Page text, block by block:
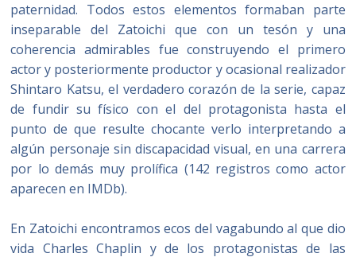
paternidad. Todos estos elementos formaban parte
inseparable del Zatoichi que con un tesón y una
coherencia admirables fue construyendo el primero
actor y posteriormente productor y ocasional realizador
Shintaro Katsu, el verdadero corazón de la serie, capaz
de fundir su físico con el del protagonista hasta el
punto de que resulte chocante verlo interpretando a
algún personaje sin discapacidad visual, en una carrera
por lo demás muy prolífica (142 registros como actor
aparecen en IMDb).
En Zatoichi encontramos ecos del vagabundo al que dio
vida Charles Chaplin y de los protagonistas de las